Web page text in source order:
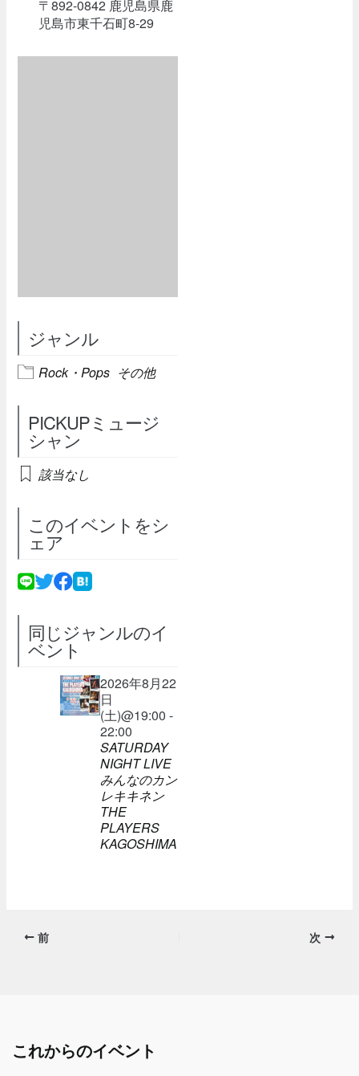
〒892-0842 鹿児島県鹿
児島市東千石町8-29
ジャンル
Rock・Pops その他
PICKUPミュージ
シャン
該当なし
このイベントをシ
ェア
同じジャンルのイ
ベント
2026年8月22
日
(土)@19:00 -
22:00
SATURDAY
NIGHT LIVE
みんなのカン
レキキネン
THE
PLAYERS
KAGOSHIMA
前 次
これからのイベント